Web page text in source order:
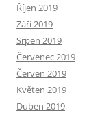
Říjen 2019
Září 2019
Srpen 2019
Červenec 2019
Červen 2019
Květen 2019
Duben 2019